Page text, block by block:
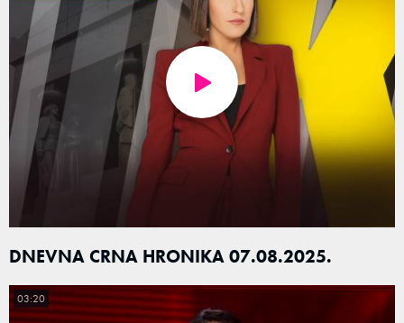
DNEVNA CRNA HRONIKA 07.08.2025.
03:20